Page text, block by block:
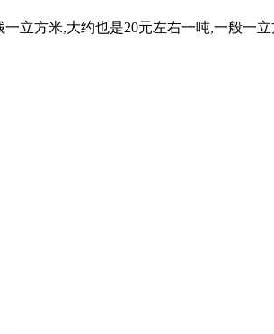
立方米,大约也是20元左右一吨,一般一